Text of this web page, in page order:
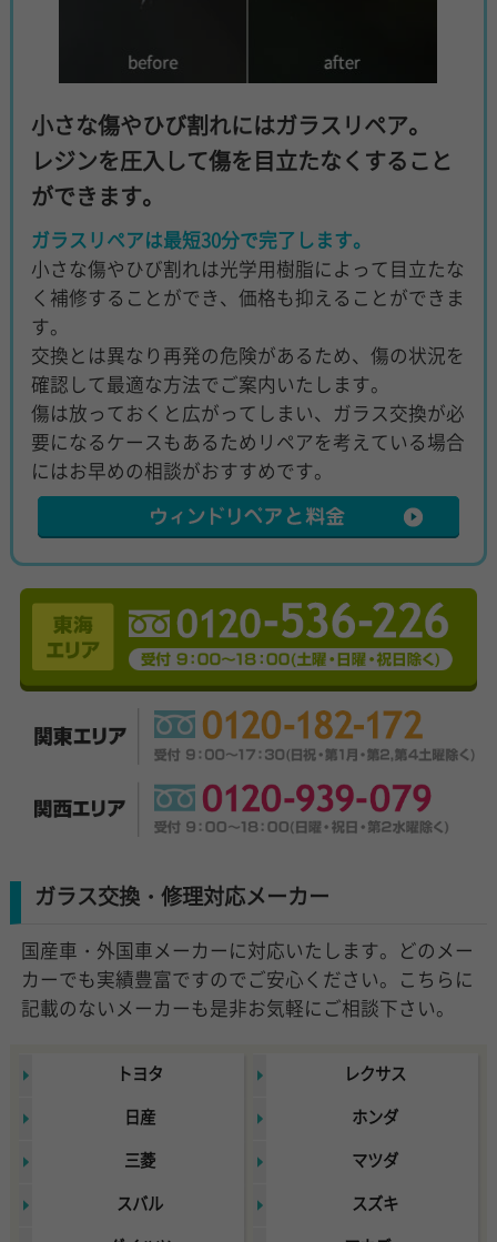
小さな傷やひび割れにはガラスリペア。
レジンを圧入して傷を目立たなくすること
ができます。
ガラスリペアは最短30分で完了します。
小さな傷やひび割れは光学用樹脂によって目立たな
く補修することができ、価格も抑えることができま
す。
交換とは異なり再発の危険があるため、傷の状況を
確認して最適な方法でご案内いたします。
傷は放っておくと広がってしまい、ガラス交換が必
要になるケースもあるためリペアを考えている場合
にはお早めの相談がおすすめです。
ガラス交換・修理対応メーカー
国産車・外国車メーカーに対応いたします。どのメー
カーでも実績豊富ですのでご安心ください。こちらに
記載のないメーカーも是非お気軽にご相談下さい。
トヨタ
レクサス
日産
ホンダ
三菱
マツダ
スバル
スズキ